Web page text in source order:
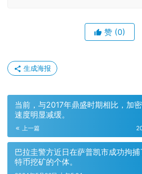
赞 (0)
生成海报
当前，与2017年鼎盛时期相比，加
速度明显减缓。
上一篇
巴拉圭警方近日在萨普凯市成功拘
特币挖矿的个体。